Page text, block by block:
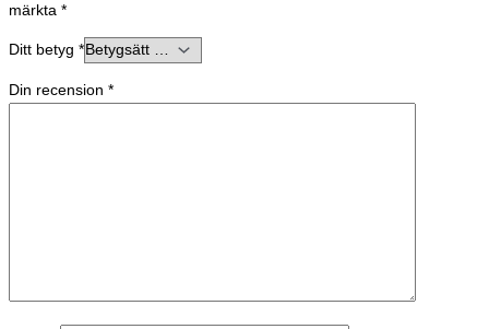
märkta *
Ditt betyg *
Din recension *